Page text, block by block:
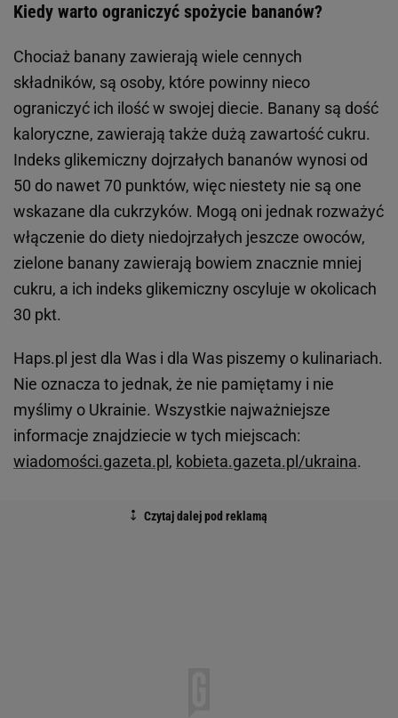
Kiedy warto ograniczyć spożycie bananów?
Chociaż banany zawierają wiele cennych
składników, są osoby, które powinny nieco
ograniczyć ich ilość w swojej diecie. Banany są dość
kaloryczne, zawierają także dużą zawartość cukru.
Indeks glikemiczny dojrzałych bananów wynosi od
50 do nawet 70 punktów, więc niestety nie są one
wskazane dla cukrzyków. Mogą oni jednak rozważyć
włączenie do diety niedojrzałych jeszcze owoców,
zielone banany zawierają bowiem znacznie mniej
cukru, a ich indeks glikemiczny oscyluje w okolicach
30 pkt.
Haps.pl jest dla Was i dla Was piszemy o kulinariach.
Nie oznacza to jednak, że nie pamiętamy i nie
myślimy o Ukrainie. Wszystkie najważniejsze
informacje znajdziecie w tych miejscach:
wiadomości.gazeta.pl , kobieta.gazeta.pl/ukraina.